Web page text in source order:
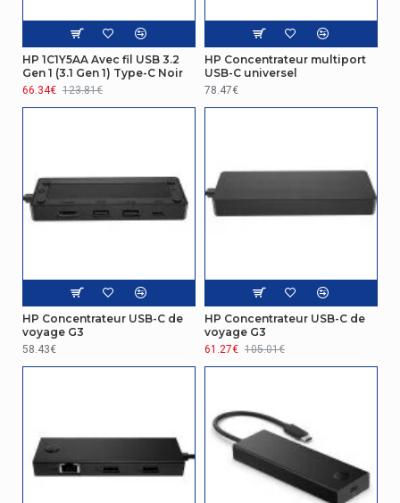
Contenu de la boîte
Données logistiques
Poids brut de la palette 176,9 kg
Carte de garantie
Caractéristiques spéciales
HP 1C1Y5AA Avec fil USB 3.2
Gen 1 (3.1 Gen 1) Type-C Noir
66.34€ 123.81€
HP Concentrateur multiport
USB-C universel
78.47€
HP Concentrateur USB-C de
voyage G3
58.43€
HP Concentrateur USB-C de
voyage G3
61.27€ 105.01€